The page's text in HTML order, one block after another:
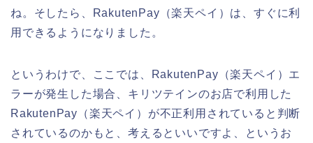
ね。そしたら、RakutenPay（楽天ペイ）は、すぐに利
用できるようになりました。
というわけで、ここでは、RakutenPay（楽天ペイ）エ
ラーが発生した場合、キリツテインのお店で利用した
RakutenPay（楽天ペイ）が不正利用されていると判断
されているのかもと、考えるといいですよ、というお